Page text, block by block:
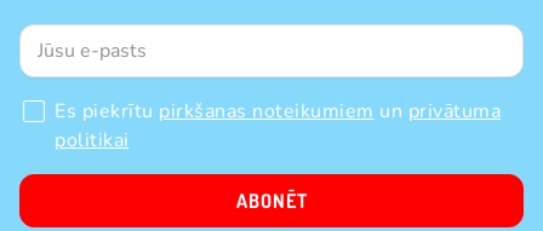
Es piekrītu pirkšanas noteikumiem un privātuma
politikai
ABONĒT